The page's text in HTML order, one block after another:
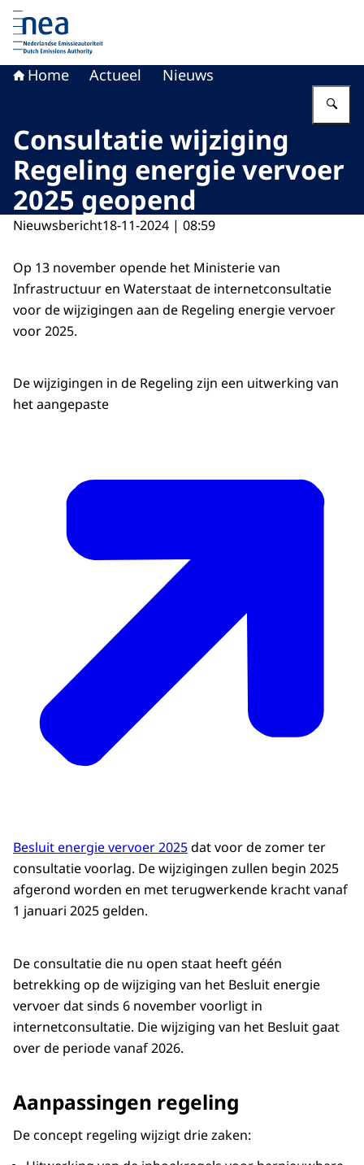
Naar de homepage van Nederlandse Emissieautoriteit
Home Actueel Nieuws
Consultatie wijziging
Regeling energie vervoer
2025 geopend
Nieuwsbericht18-11-2024 | 08:59
Op 13 november opende het Ministerie van
Infrastructuur en Waterstaat de internetconsultatie
voor de wijzigingen aan de Regeling energie vervoer
voor 2025.
De wijzigingen in de Regeling zijn een uitwerking van
het aangepaste
Besluit energie vervoer 2025dat voor de zomer ter
consultatie voorlag. De wijzigingen zullen begin 2025
afgerond worden en met terugwerkende kracht vanaf
1 januari 2025 gelden.
De consultatie die nu open staat heeft géén
betrekking op de wijziging van het Besluit energie
vervoer dat sinds 6 november voorligt in
internetconsultatie. Die wijziging van het Besluit gaat
over de periode vanaf 2026.
Aanpassingen regeling
De concept regeling wijzigt drie zaken: